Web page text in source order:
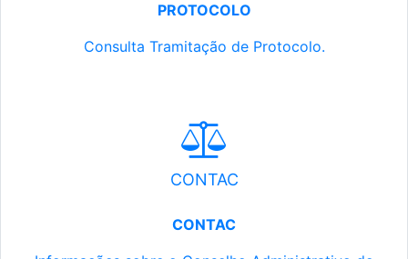
PROTOCOLO
Consulta Tramitação de Protocolo.
CONTAC
CONTAC